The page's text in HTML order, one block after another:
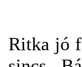
Ritka jó